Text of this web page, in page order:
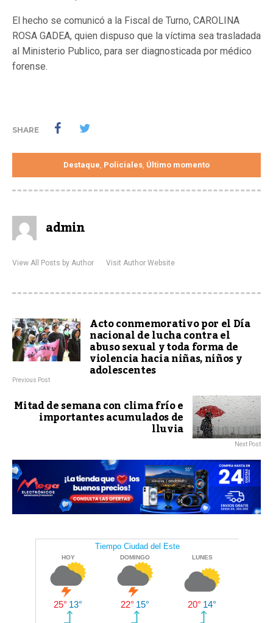
El hecho se comunicó a la Fiscal de Turno, CAROLINA
ROSA GADEA, quien dispuso que la víctima sea trasladada
al Ministerio Publico, para ser diagnosticada por médico
forense.
SHARE
Destaque, Policiales, Último momento
admin
View All Posts by Author Visit Author Website
Acto conmemorativo por el Día
nacional de lucha contra el
abuso sexual y toda forma de
violencia hacia niñas, niños y
adolescentes
Previous Post
Mitad de semana con clima frío e
importantes acumulados de
lluvia
Next Post